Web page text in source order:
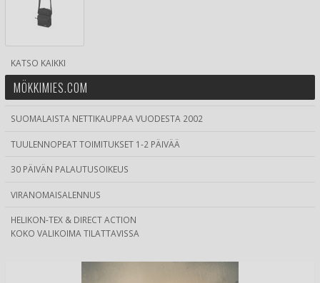
KATSO KAIKKI
MÖKKIMIES.COM
SUOMALAISTA NETTIKAUPPAA VUODESTA 2002
TUULENNOPEAT TOIMITUKSET 1-2 PÄIVÄÄ
30 PÄIVÄN PALAUTUSOIKEUS
VIRANOMAISALENNUS
HELIKON-TEX & DIRECT ACTION
KOKO VALIKOIMA TILATTAVISSA